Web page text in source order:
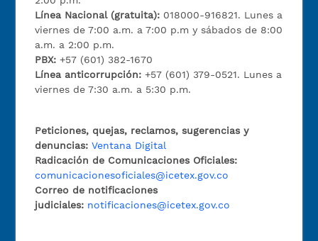
Línea Nacional (gratuita): 018000-916821. Lunes a
viernes de 7:00 a.m. a 7:00 p.m y sábados de 8:00
a.m. a 2:00 p.m.
PBX:+57 (601) 382-1670
Línea anticorrupción:+57 (601) 379-0521. Lunes a
viernes de 7:30 a.m. a 5:30 p.m.
Peticiones, quejas, reclamos, sugerencias y
denuncias: Ventana Digital
Radicación de Comunicaciones Oficiales:
comunicacionesoficiales@icetex.gov.co
Correo de notificaciones
judiciales: notificaciones@icetex.gov.co